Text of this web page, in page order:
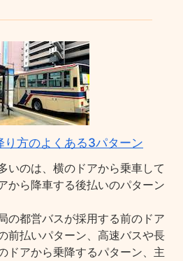
り方のよくある3パターン
いのは、横のドアから乗車して
から降車する後払いのパターン
の都営バスが採用する前のドア
前払いパターン、高速バスや長
ドアから乗降するパターン、主